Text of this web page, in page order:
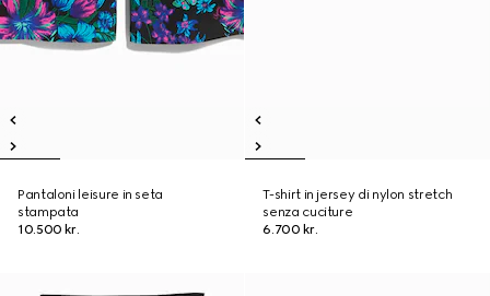
Pantaloni leisure in seta
stampata
10.500 kr.
T-shirt in jersey di nylon stretch
senza cuciture
6.700 kr.